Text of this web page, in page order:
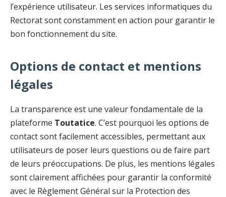
l’expérience utilisateur. Les services informatiques du
Rectorat sont constamment en action pour garantir le
bon fonctionnement du site.
Options de contact et mentions
légales
La transparence est une valeur fondamentale de la
plateforme Toutatice. C’est pourquoi les options de
contact sont facilement accessibles, permettant aux
utilisateurs de poser leurs questions ou de faire part
de leurs préoccupations. De plus, les mentions légales
sont clairement affichées pour garantir la conformité
avec le Règlement Général sur la Protection des